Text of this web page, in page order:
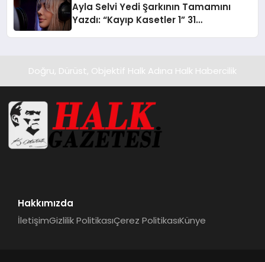
Ayla Selvi Yedi Şarkının Tamamını
Yazdı: “Kayıp Kasetler 1” 31
Doğru, Dürüst, Objektif Halk Adına Halk Habercilik
Hakkımızda
İletişimGizlilik PolitikasıÇerez PolitikasıKünye